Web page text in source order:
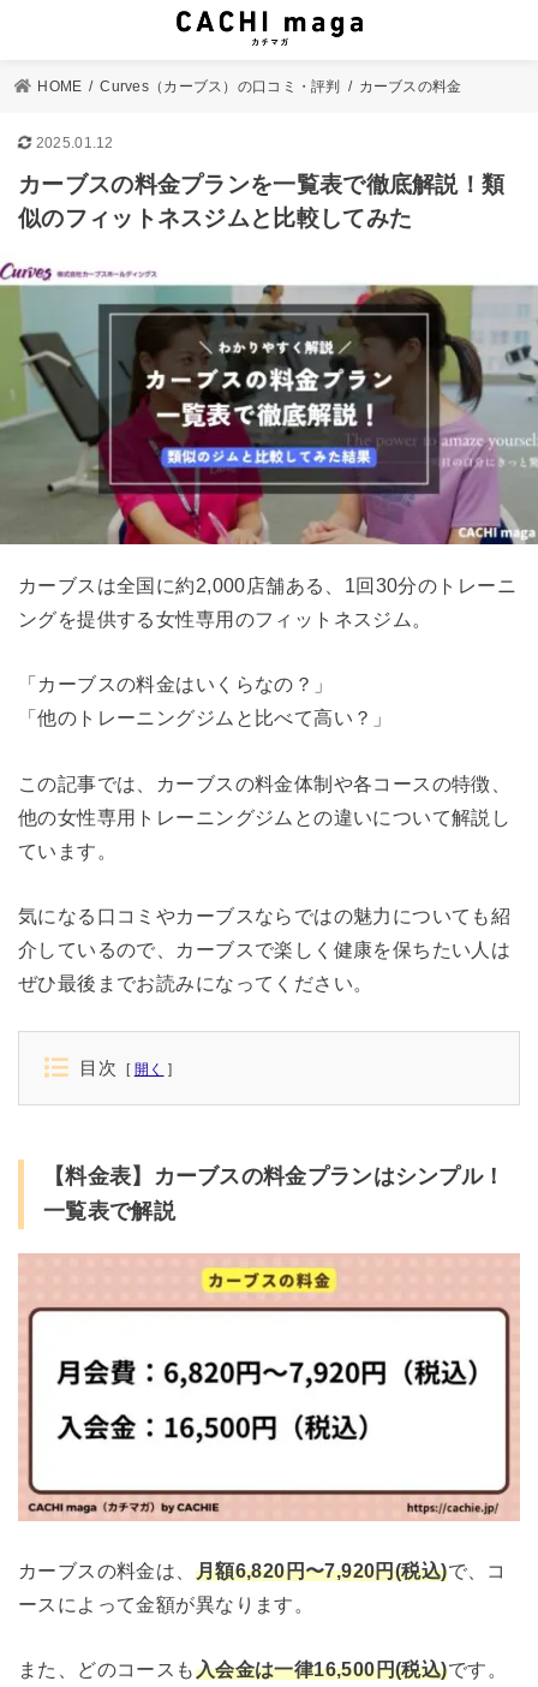
HOME Curves（カーブス）の口コミ・評判 カーブスの料金
2025.01.12
カーブスの料金プランを一覧表で徹底解説！類
似のフィットネスジムと比較してみた
カーブスは全国に約2,000店舗ある、1回30分のトレーニ
ングを提供する女性専用のフィットネスジム。
「カーブスの料金はいくらなの？」
「他のトレーニングジムと比べて高い？」
この記事では、カーブスの料金体制や各コースの特徴、
他の女性専用トレーニングジムとの違いについて解説し
ています。
気になる口コミやカーブスならではの魅力についても紹
介しているので、カーブスで楽しく健康を保ちたい人は
ぜひ最後までお読みになってください。
目次 開く
【料金表】カーブスの料金プランはシンプル！
一覧表で解説
カーブスの料金は、 月額6,820円〜7,920円(税込)で、コ
ースによって金額が異なります。
また、どのコースも入会金は一律16,500円(税込)です。